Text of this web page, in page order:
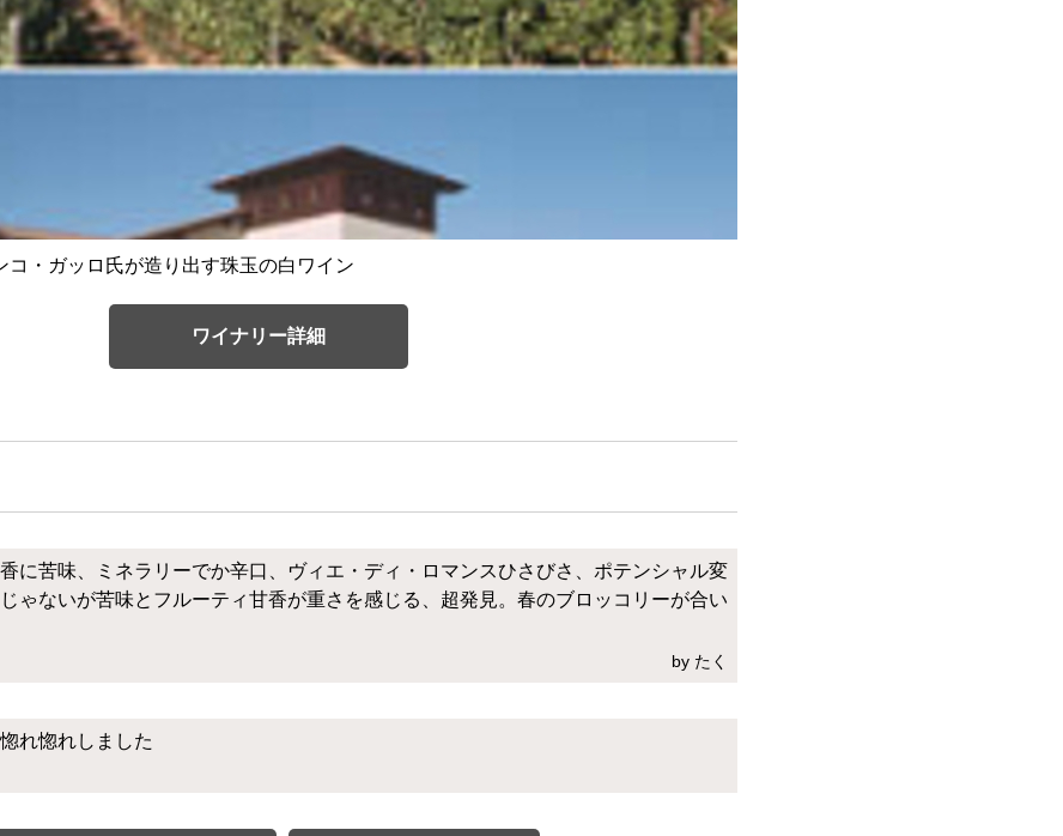
コ・ガッロ氏が造り出す珠玉の白ワイン
ワイナリー詳細
に苦味、ミネラリーでか辛口、ヴィエ・ディ・ロマンスひさびさ、ポテンシャル変
ゃないが苦味とフルーティ甘香が重さを感じる、超発見。春のブロッコリーが合い
by たく
れ惚れしました